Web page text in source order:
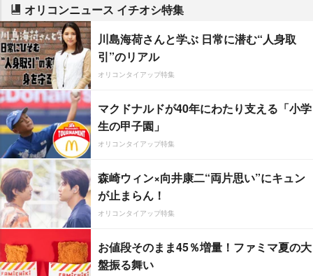
オリコンニュース イチオシ特集
川島海荷さんと学ぶ 日常に潜む“人身取
引”のリアル
オリコンタイアップ特集
マクドナルドが40年にわたり支える「小学
生の甲子園」
オリコンタイアップ特集
森崎ウィン×向井康二“両片思い”にキュン
が止まらん！
オリコンタイアップ特集
お値段そのまま45％増量！ファミマ夏の大
盤振る舞い